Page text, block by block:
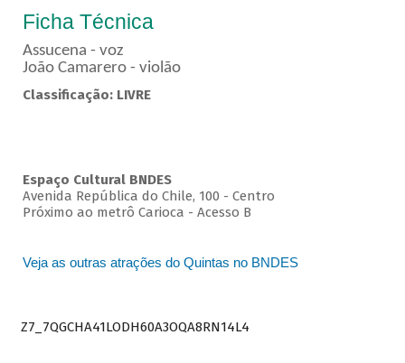
Ficha Técnica
Assucena - voz
João Camarero - violão
Classificação: LIVRE
Espaço Cultural BNDES
Avenida República do Chile, 100 - Centro
Próximo ao metrô Carioca - Acesso B
Veja as outras atrações do Quintas no BNDES
Z7_7QGCHA41LODH60A3OQA8RN14L4